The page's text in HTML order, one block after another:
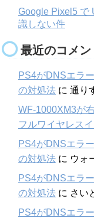
Google Pixel5 で
識しない件
最近のコメン
PS4がDNSエラ
の対処法 に 通り
WF-1000XM3が
フルワイヤレスイ
PS4がDNSエラ
の対処法 に ウォ
PS4がDNSエラ
の対処法 に さい
PS4がDNSエラ